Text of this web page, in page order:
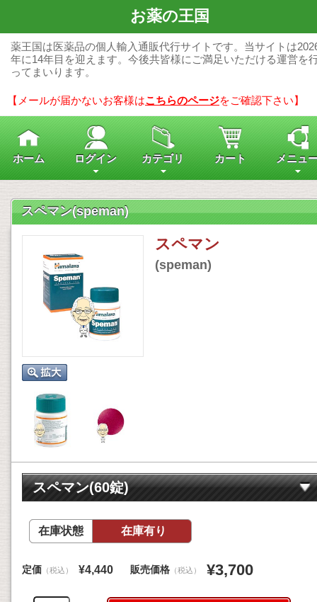
お薬の王国
薬王国は医薬品の個人輸入通販代行サイトです。当サイトは
年に14年目を迎えます。今後共皆様にご満足いただける運営を
ってまいります。
【メールが届かないお客様はこちらのページをご確認下さい】
ホーム ログイン カテゴリ カート メニュ
スペマン(speman)
スペマン
(speman)
スペマン(60錠)
在庫状態 在庫有り
定価 （税込） ¥4,440 販売価格 （税込） ¥3,700